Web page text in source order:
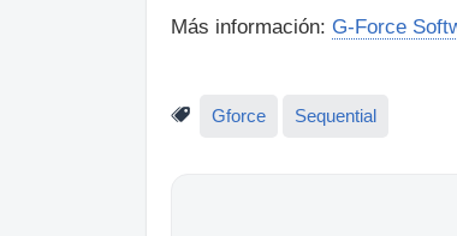
Más información: G-Force
Gforce Sequential